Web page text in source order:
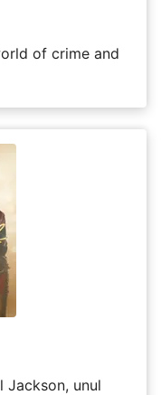
of crime and
Jackson, unul